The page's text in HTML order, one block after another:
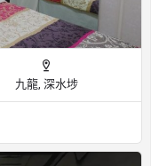
九龍, 深水埗